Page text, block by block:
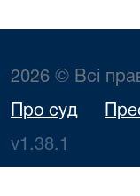
2026 © Всі
Про суд
v1.38.1